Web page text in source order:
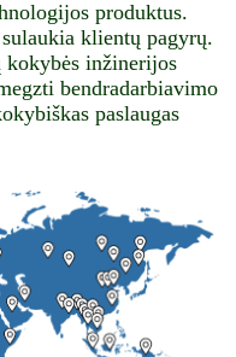
produktus.
klientų pagyrų.
kokybės inžinerijos
bendradarbiavimo
paslaugas